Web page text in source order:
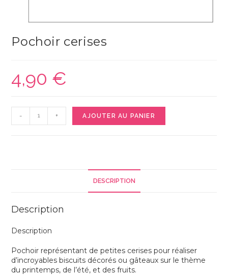
Pochoir cerises
4,90 €
de
- + AJOUTER AU PANIER
DESCRIPTION
Description
Description
Pochoir représentant de petites cerises pour réaliser
d’incroyables biscuits décorés ou gâteaux sur le thème
du printemps, de l’été, et des fruits.